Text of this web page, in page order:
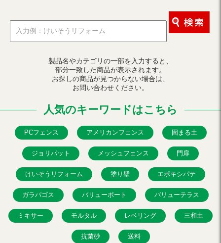
製品名やカテゴリの一部を入力すると、
部分一致した商品が表示されます。
お探しの商品が見つからない場合は、
お問い合わせください。
人気のキーワードはこちら
PCフェンス アメリカンフェンス 固まる土
ジョリパット メッシュフェンス 門扉
けいそうリフォーム 塗り壁 エポキシパテ
ガラパゴス バリューポート バリューテラス
ミキサー モルタル レベリング 三和土
抗菌砂 送料